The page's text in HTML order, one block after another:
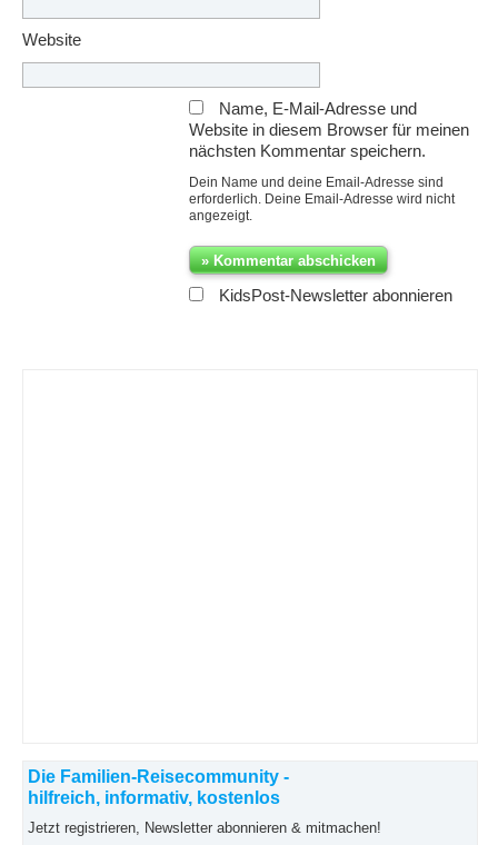
Website
Name, E-Mail-Adresse und
Website in diesem Browser für meinen
nächsten Kommentar speichern.
Dein Name und deine Email-Adresse sind
erforderlich. Deine Email-Adresse wird nicht
angezeigt.
KidsPost-Newsletter abonnieren
Die Familien-Reisecommunity -
hilfreich, informativ, kostenlos
Jetzt registrieren, Newsletter abonnieren & mitmachen!